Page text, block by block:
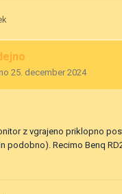
25. december 2024
z vgrajeno priklopno
podobno). Recimo Benq